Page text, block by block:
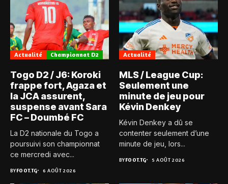
Actualité Championnat D2
Togo D2 / J6: Koroki
frappe fort, Agaza et
la JCA assurent,
suspense avant Sara
FC – Doumbé FC
La D2 nationale du Togo a
poursuivi son championnat
ce mercredi avec...
BYFOOT.TG 6 AOÛT 2026
Actualité
MLS / League Cup:
Seulement une
minute de jeu pour
Kévin Denkey
Kévin Denkey a dû se
contenter seulement d’une
minute de jeu, lors...
BYFOOT.TG 5 AOÛT 2026